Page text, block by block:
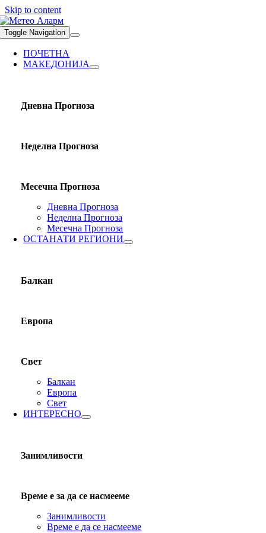
Skip to content
Toggle Navigation
ПОЧЕТНА
МАКЕДОНИЈА
Дневна Прогноза
Неделна Прогноза
Месечна Прогноза
Дневна Прогноза
Неделна Прогноза
Месечна Прогноза
ОСТАНАТИ РЕГИОНИ
Балкан
Европа
Свет
Балкан
Европа
Свет
ИНТЕРЕСНО
Занимливости
Време е за да се насмееме
Занимливости
Време е да се насмееме